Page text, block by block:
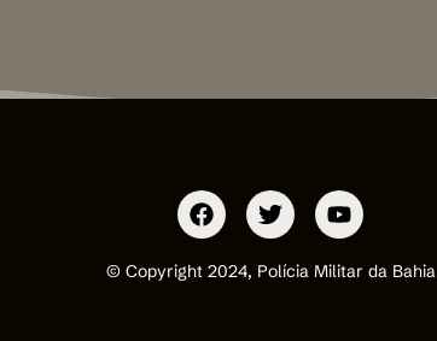
© Copyright 2024, Polícia Militar da Bahia